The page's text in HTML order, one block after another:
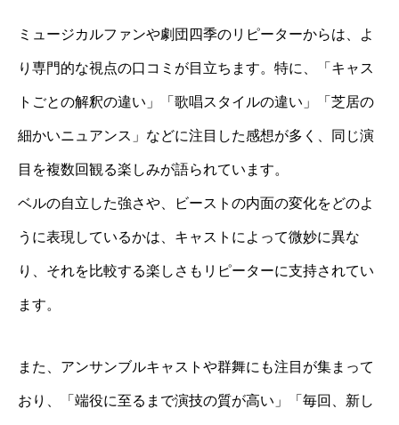
ミュージカルファンや劇団四季のリピーターからは、よ
り専門的な視点の口コミが目立ちます。特に、「キャス
トごとの解釈の違い」「歌唱スタイルの違い」「芝居の
細かいニュアンス」などに注目した感想が多く、同じ演
目を複数回観る楽しみが語られています。
ベルの自立した強さや、ビーストの内面の変化をどのよ
うに表現しているかは、キャストによって微妙に異な
り、それを比較する楽しさもリピーターに支持されてい
ます。
また、アンサンブルキャストや群舞にも注目が集まって
おり、「端役に至るまで演技の質が高い」「毎回、新し